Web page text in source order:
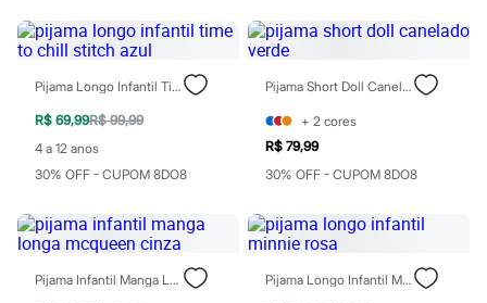
Pantufas
Rasteirinhas
Sandálias
Tênis
Marcas
Baby Club
Miss Fifteen
Moda íntima
Calcinhas
Cuecas
Meias
Pijama Longo Infantil Time To Chill Stitch Azul
R$ 69,99R$ 99,99
4 a 12 anos
30% OFF - CUPOM 8DO8
Pijama Short Doll Canelado Verde
+ 2 cores
R$ 79,99
30% OFF - CUPOM 8DO8
Pijama Infantil Manga Longa Mcqueen Cinza Pijama Longo Infantil Minnie Rosa